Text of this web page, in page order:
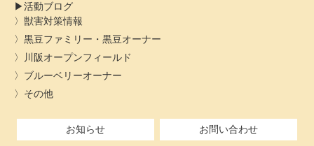
活動ブログ
獣害対策情報
黒豆ファミリー・黒豆オーナー
川阪オープンフィールド
ブルーベリーオーナー
その他
お知らせ お問い合わせ